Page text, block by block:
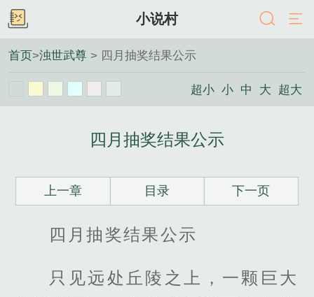
小说村
首页>浊世武尊 > 四月抽奖结果公示
超小 小 中 大 超大
四月抽奖结果公示
上一章 目录 下一页
四月抽奖结果公示
只见远处丘陵之上，一颗巨大